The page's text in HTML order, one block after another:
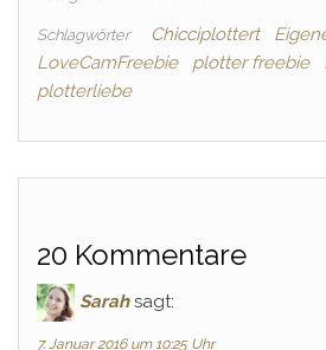
Schlagwörter Chicciplottert
LoveCamFreebie
plotter freebie
plotterliebe
20 Kommentare
Sarah sagt:
7. Januar 2016 um 10:25 Uhr